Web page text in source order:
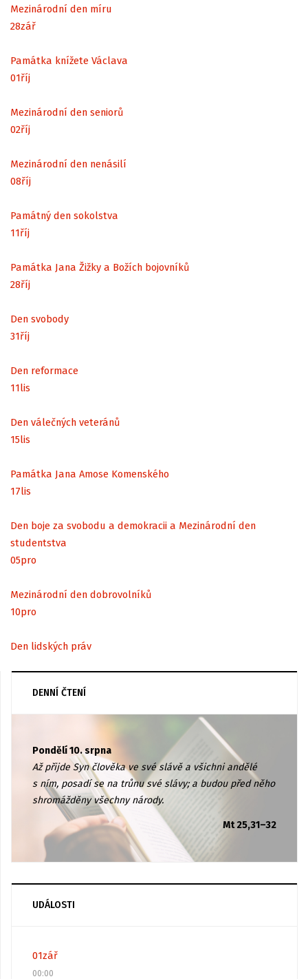
Mezinárodní den míru
28zář
Památka knížete Václava
01říj
Mezinárodní den seniorů
02říj
Mezinárodní den nenásilí
08říj
Památný den sokolstva
11říj
Památka Jana Žižky a Božích bojovníků
28říj
Den svobody
31říj
Den reformace
11lis
Den válečných veteránů
15lis
Památka Jana Amose Komenského
17lis
Den boje za svobodu a demokracii a Mezinárodní den
studentstva
05pro
Mezinárodní den dobrovolníků
10pro
Den lidských práv
DENNÍ ČTENÍ
Pondělí 10. srpna
Až přijde Syn člověka ve své slávě a všichni andělé
s ním, posadí se na trůnu své slávy; a budou před něho
shromážděny všechny národy.
Mt 25,31–32
UDÁLOSTI
01zář
00:00